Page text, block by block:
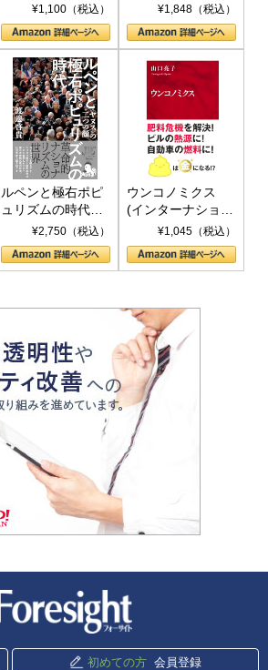
下、ソ連参戦、そ
して聖断 (PHP新
書)
¥1,100（税込） ¥1,848（税込）
ルペンと極右ポピ
ュリズムの時代：
〈ヤヌス〉の二つ
の顔
¥2,750（税込）
ウンコノミクス
(インターナショナ
ル新書)¥1,045（税込）
初めての方 会員登録